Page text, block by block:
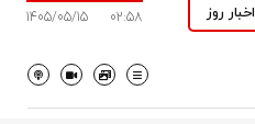
اخبار روز 02:58
1405/05/15